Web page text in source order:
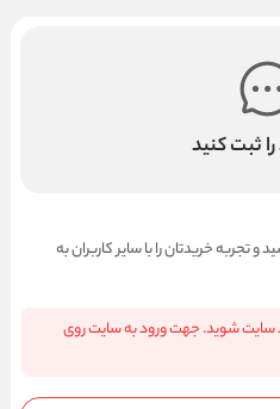
ثبت کنید
و تجربه خریدتان را با سایر کاربران به
سایت شوید. جهت ورود به سایت روی